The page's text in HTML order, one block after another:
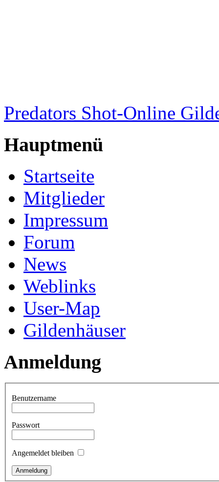
Predators Shot-Online
Hauptmenü
Startseite
Mitglieder
Impressum
Forum
News
Weblinks
User-Map
Gildenhäuser
Anmeldung
Benutzername
Passwort
Angemeldet bleiben